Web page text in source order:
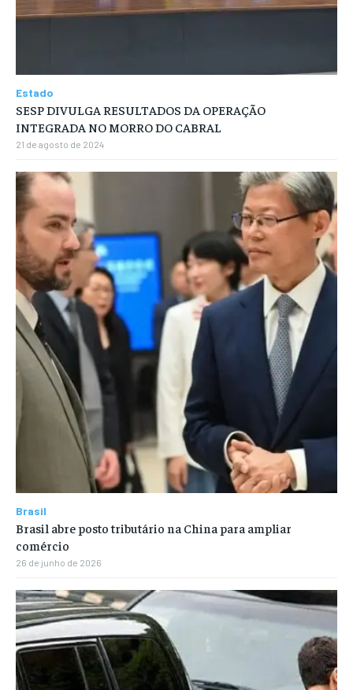
Estado
SESP DIVULGA RESULTADOS DA OPERAÇÃO
INTEGRADA NO MORRO DO CABRAL
21 de agosto de 2024
Brasil
Brasil abre posto tributário na China para ampliar
comércio
26 de junho de 2026